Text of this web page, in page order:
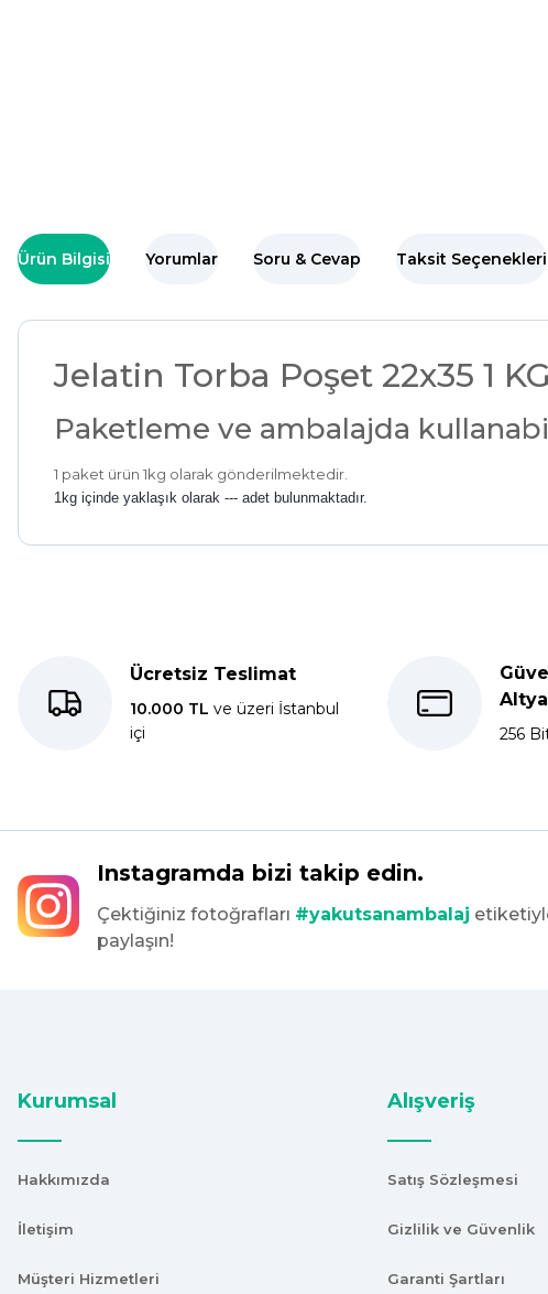
Ürün Bilgisi Yorumlar Soru & Cevap Taksit Seçenekleri
Jelatin Torba Poşet 22x35 1 KG
Paketleme ve ambalajda
1 paket ürün 1kg olarak gönderilmektedir.
1kg içinde yaklaşık olarak --- adet bulunmaktadır.
Dolphin aynı kalitede . Hızlı kargo ve teslimat için ayrıca teşekkür
S... C... | 06/08/2025
kargo hızlı çıkıyor x firma da fiyatlar daha uygundu ama kalite yoktu
devam ettikçe sizinleyiz
Çok iyi.
ismail tunca | 26/07/2024
Kısa zamanda siparişim geldi teşekkür ederim ürün istediğim kalitede
Ücretsiz Teslimat
10.000 TL ve üzeri İstanbul
içi
256
Instagramda bizi takip edin.
Çektiğiniz fotoğrafları #yakutsanambalaj
paylaşın!
Kurumsal
Hakkımızda
İletişim
Müşteri Hizmetleri
Alışveriş
Satış Sözleşmesi
Gizlilik ve Güvenlik
Garanti Şartları